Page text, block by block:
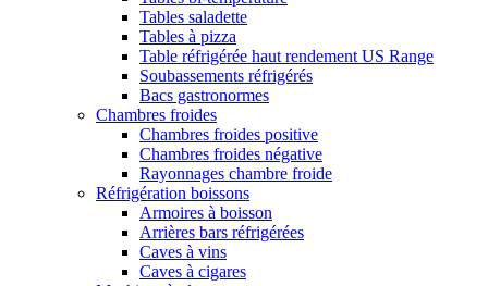
Tables saladette
Tables à pizza
Table réfrigérée haut rendement US Range
Soubassements réfrigérés
Bacs gastronormes
Chambres froides
Chambres froides positive
Chambres froides négative
Rayonnages chambre froide
Réfrigération boissons
Armoires à boisson
Arrières bars réfrigérées
Caves à vins
Caves à cigares